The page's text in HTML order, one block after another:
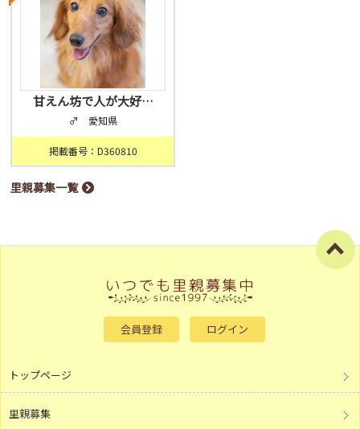
甘えん坊で人が大好…
♂ 愛知県
掲載番号：D360810
里親募集一覧
会員登録 ログイン
トップページ
里親募集